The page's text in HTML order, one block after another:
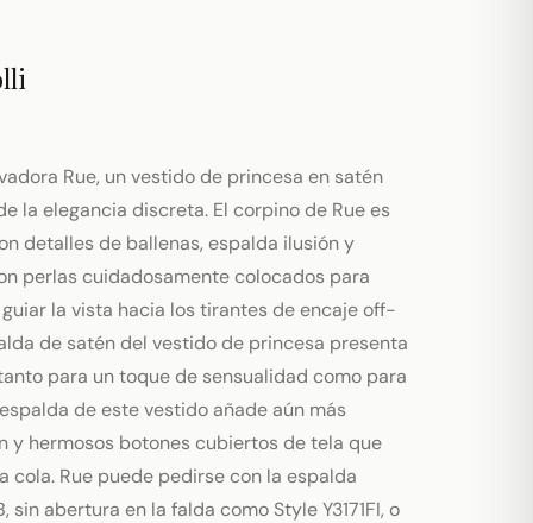
Rue, un vestido de princesa en satén
la elegancia discreta. El corpino de Rue es
detalles de ballenas, espalda ilusión y
perlas cuidadosamente colocados para
la vista hacia los tirantes de encaje off-
de satén del vestido de princesa presenta
para un toque de sensualidad como para
de este vestido añade aún más
y hermosos botones cubiertos de tela que
cola. Rue puede pedirse con la espalda
sin abertura en la falda como Style Y3171FI, o